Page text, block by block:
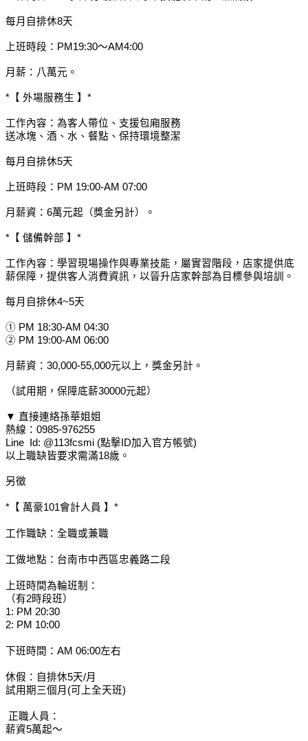
每月自排休8天
上班時段：PM19:30～AM4:00
月薪：八萬元。
*【 外場服務生 】*
工作內容：為客人帶位、支援包廂服務
送冰塊、酒、水、餐點、保持環境整潔
每月自排休5天
上班時段：PM 19:00-AM 07:00
月薪資：6萬元起（獎金另計）。
*【 儲備幹部 】*
工作內容：學習現場操作與專業技能，屬實習階段，店家提供底
薪保障，提供客人消費資訊，以晉升店家幹部為目標參與培訓。
每月自排休4~5天
① PM 18:30-AM 04:30
② PM 19:00-AM 06:00
月薪資：30,000-55,000元以上，獎金另計。
（試用期，保障底薪30000元起）
▼ 直接連絡孫華姐姐
熱線：0985-976255
Line Id: @113fcsmi (點擊ID加入官方帳號)
以上職缺皆要求需滿18歲。
另徵
*【 萬豪101會計人員 】*
工作職缺：全職或兼職
工做地點：台南市中西區忠義路二段
上班時間為輪班制：
（有2時段班）
1: PM 20:30
2: PM 10:00
下班時間：AM 06:00左右
休假：自排休5天/月
試用期三個月(可上全天班)
正職人員：
薪資5萬起～